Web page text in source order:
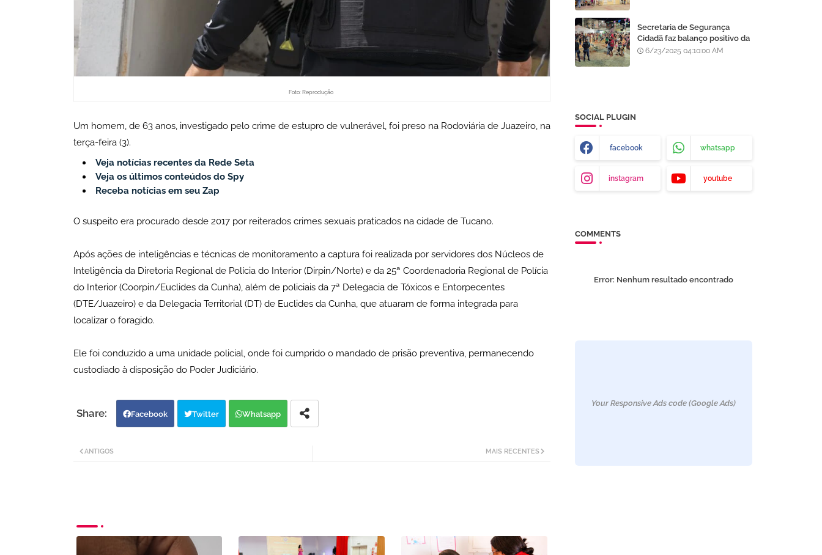
Foto: Reprodução
Um homem, de 63 anos, investigado pelo crime de estupro de vulnerável, foi preso na Rodoviária de Juazeiro, na
terça-feira (3).
Veja notícias recentes da Rede Seta
Veja os últimos conteúdos do Spy
Receba notícias em seu Zap
O suspeito era procurado desde 2017 por reiterados crimes sexuais praticados na cidade de Tucano.
Após ações de inteligências e técnicas de monitoramento a captura foi realizada por servidores dos Núcleos de
Inteligência da Diretoria Regional de Polícia do Interior (Dirpin/Norte) e da 25ª Coordenadoria Regional de Polícia
do Interior (Coorpin/Euclides da Cunha), além de policiais da 7ª Delegacia de Tóxicos e Entorpecentes
(DTE/Juazeiro) e da Delegacia Territorial (DT) de Euclides da Cunha, que atuaram de forma integrada para
localizar o foragido.
Ele foi conduzido a uma unidade policial, onde foi cumprido o mandado de prisão preventiva, permanecendo
custodiado à disposição do Poder Judiciário.
Facebook Twitter Whatsapp
MAIS RECENTES
ANTIGOS
Secretaria de Segurança
Cidadã faz balanço positivo da
atuação da GCM de Juazeiro
6/23/2025 04:10:00 AM
SOCIAL PLUGIN
facebook whatsapp
instagram youtube
COMMENTS
Error: Nenhum resultado encontrado
Your Responsive Ads code (Google Ads)